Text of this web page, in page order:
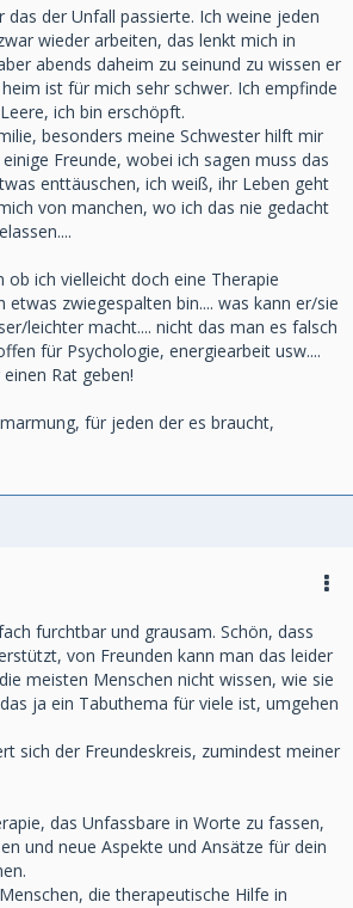
das der Unfall passierte. Ich weine jeden
wieder arbeiten, das lenkt mich in
abends daheim zu seinund zu wissen er
ist für mich sehr schwer. Ich empfinde
ich bin erschöpft.
besonders meine Schwester hilft mir
Freunde, wobei ich sagen muss das
enttäuschen, ich weiß, ihr Leben geht
von manchen, wo ich das nie gedacht
ob ich vielleicht doch eine Therapie
etwas zwiegespalten bin.... was kann er/sie
leichter macht.... nicht das man es falsch
für Psychologie, energiearbeit usw....
Rat geben!
für jeden der es braucht,
furchtbar und grausam. Schön, dass
von Freunden kann man das leider
meisten Menschen nicht wissen, wie sie
ja ein Tabuthema für viele ist, umgehen
sich der Freundeskreis, zumindest meiner
das Unfassbare in Worte zu fassen,
und neue Aspekte und Ansätze für dein
die therapeutische Hilfe in